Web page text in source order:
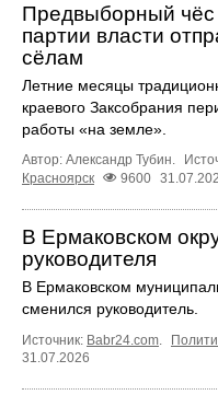
Предвыборный чёс
партии власти
сёлам
Летние месяцы
краевого Заксобрания
работы «на земле».
Автор: Александр Тубин.
Красноярск
9600
В Ермаковском
руководителя
В Ермаковском
сменился руководитель.
Источник: Babr24.com
31.07.2026